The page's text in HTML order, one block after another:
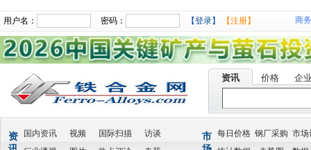
用户名： 密码： 【登录】 【注册】 商
资讯 价格 企
资
国内资讯 视频 国际扫描
访谈
市 每日价格 钢厂采购 市场